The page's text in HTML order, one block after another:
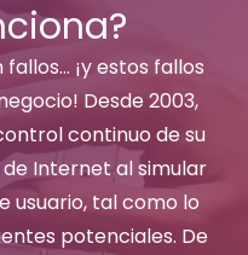
¡y estos fallos
Desde 2003,
continuo de su
Internet al simular
usuario, tal como lo
potenciales. De